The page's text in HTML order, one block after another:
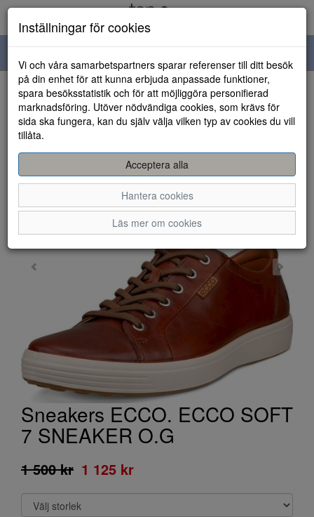
navigation
HEM
Sneakers ECCO. ECCO SOFT
7 SNEAKER O.G
1 500 kr 1 125 kr
Inställningar för cookies
Vi och våra samarbetspartners sparar referenser till ditt besök
på din enhet för att kunna erbjuda anpassade funktioner,
spara besöksstatistik och för att möjliggöra personifierad
marknadsföring. Utöver nödvändiga cookies, som krävs för
sida ska fungera, kan du själv välja vilken typ av cookies du vill
tillåta.
Acceptera alla
Hantera cookies
Läs mer om cookies